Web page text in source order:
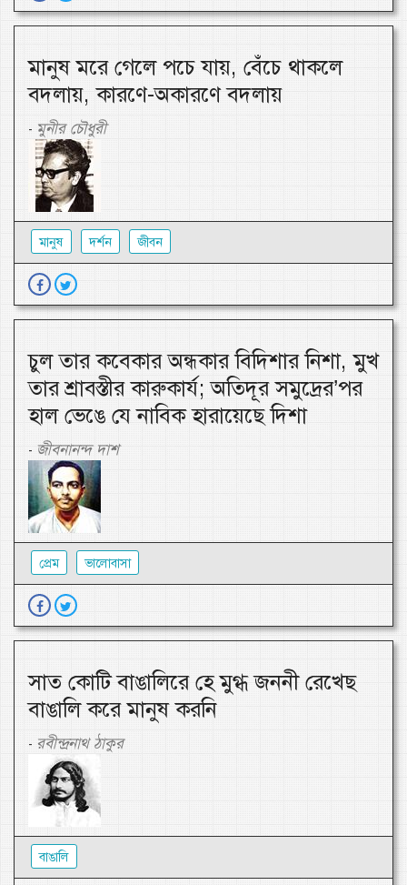
মানুষ মরে গেলে পচে যায়, বেঁচে থাকলে
বদলায়, কারণে-অকারণে বদলায়
- মুনীর চৌধুরী
মানুষ দর্শন জীবন
চুল তার কবেকার অন্ধকার বিদিশার নিশা, মুখ
তার শ্রাবস্তীর কারুকার্য; অতিদূর সমুদ্রের’পর
হাল ভেঙে যে নাবিক হারায়েছে দিশা
- জীবনানন্দ দাশ
প্রেম ভালোবাসা
সাত কোটি বাঙালিরে হে মুগ্ধ জননী রেখেছ
বাঙালি করে মানুষ করনি
- রবীন্দ্রনাথ ঠাকুর
বাঙালি